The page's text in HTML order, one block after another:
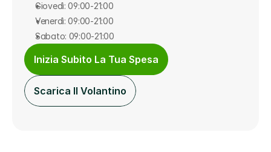
Giovedì: 09:00-21:00
Venerdì: 09:00-21:00
Sabato: 09:00-21:00
Inizia Subito La Tua Spesa
Scarica Il Volantino